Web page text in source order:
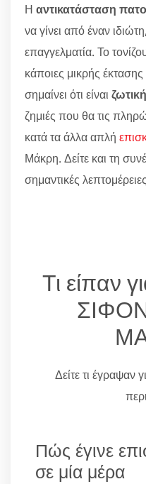
Η αντικατάσταση
να γίνει από έναν
επαγγελματία. Το
κάποιες μικρής
σημαίνει ότι είναι
ζημιές που θα τις
κατά τα άλλα απλή
Μάκρη. Δείτε και τη
σημαντικές
Τι είπαν
Δείτε τι έγραψαν
Πώς έγινε
σε μία μέρα